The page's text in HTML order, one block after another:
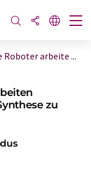
arbeite ...
zu